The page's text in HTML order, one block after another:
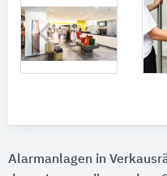
Alarmanlagen in